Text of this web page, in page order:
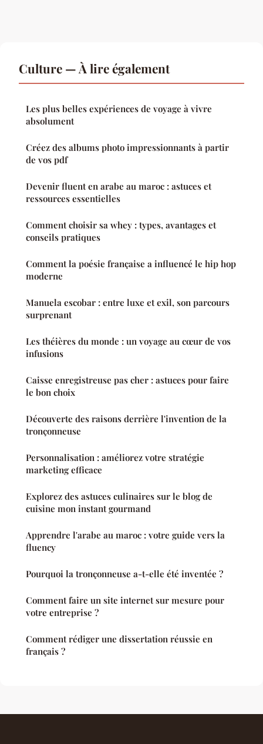
Culture — À lire également
Les plus belles expériences de voyage à vivre
absolument
Créez des albums photo impressionnants à partir
de vos pdf
Devenir fluent en arabe au maroc : astuces et
ressources essentielles
Comment choisir sa whey : types, avantages et
conseils pratiques
Comment la poésie française a influencé le hip hop
moderne
Manuela escobar : entre luxe et exil, son parcours
surprenant
Les théières du monde : un voyage au cœur de vos
infusions
Caisse enregistreuse pas cher : astuces pour faire
le bon choix
Découverte des raisons derrière l'invention de la
tronçonneuse
Personnalisation : améliorez votre stratégie
marketing efficace
Explorez des astuces culinaires sur le blog de
cuisine mon instant gourmand
Apprendre l'arabe au maroc : votre guide vers la
fluency
Pourquoi la tronçonneuse a-t-elle été inventée ?
Comment faire un site internet sur mesure pour
votre entreprise ?
Comment rédiger une dissertation réussie en
français ?